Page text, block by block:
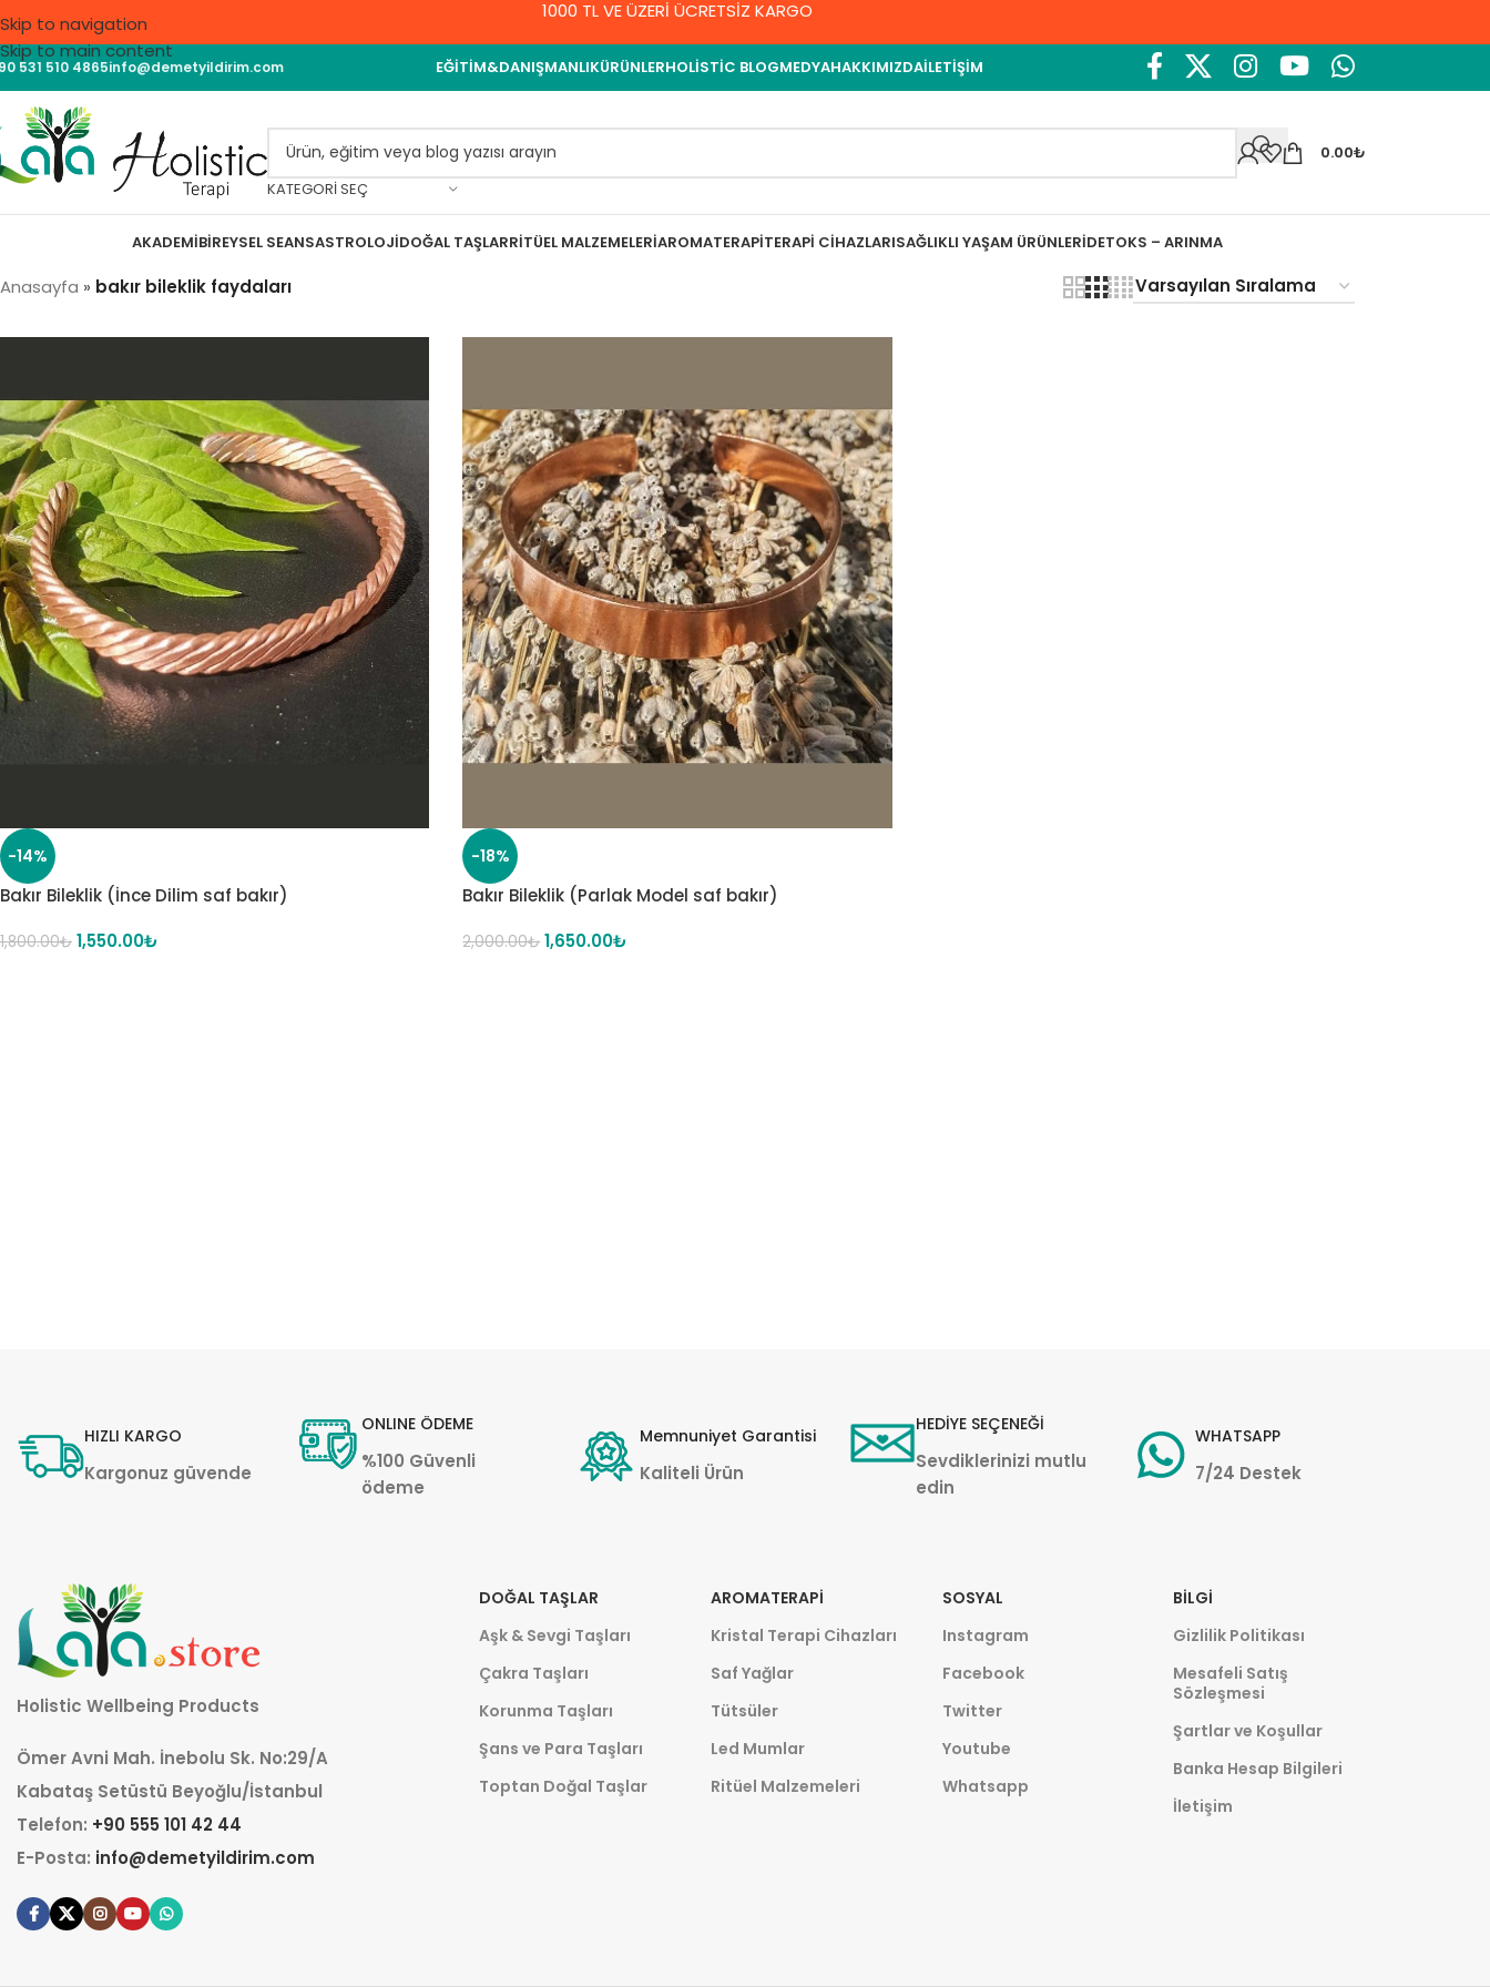
Skip to navigation
Skip to main content
1000 TL VE ÜZERİ ÜCRETSİZ KARGO
531 510 4865info@demetyildirim.com EĞITIM&DANIŞMANLIKÜRÜNLERHOLISTIC BLOGMEDYAHAKKIMIZDAİLETIŞIM
KATEGORI SEÇ
0.00₺
AKADEMIBIREYSEL SEANSASTROLOJIDOĞAL TAŞLARRITÜEL MALZEMELERIAROMATERAPITERAPI CIHAZLARISAĞLIKLI YAŞAM ÜRÜNLERIDETOKS – ARINMA
Anasayfa » bakır bileklik faydaları
-14%
Bakır Bileklik (İnce Dilim saf bakır)
1,800.00₺ 1,550.00₺
-18%
Bakır Bileklik (Parlak Model saf bakır)
2,000.00₺ 1,650.00₺
HIZLI KARGO
Kargonuz güvende
ONLINE ÖDEME
%100 Güvenli
ödeme
Memnuniyet Garantisi
Kaliteli Ürün
HEDİYE SEÇENEĞİ
Sevdiklerinizi mutlu
edin
WHATSAPP
7/24 Destek
Holistic Wellbeing Products
Ömer Avni Mah. İnebolu Sk. No:29/A
Kabataş Setüstü Beyoğlu/İstanbul
Telefon: +90 555 101 42 44
E-Posta: info@demetyildirim.com
DOĞAL TAŞLAR
Aşk & Sevgi Taşları
Çakra Taşları
Korunma Taşları
Şans ve Para Taşları
Toptan Doğal Taşlar
AROMATERAPI
Kristal Terapi Cihazları
Saf Yağlar
Tütsüler
Led Mumlar
Ritüel Malzemeleri
SOSYAL
Instagram
Facebook
Twitter
Youtube
Whatsapp
BILGI
Gizlilik Politikası
Mesafeli Satış
Sözleşmesi
Şartlar ve Koşullar
Banka Hesap Bilgileri
İletişim